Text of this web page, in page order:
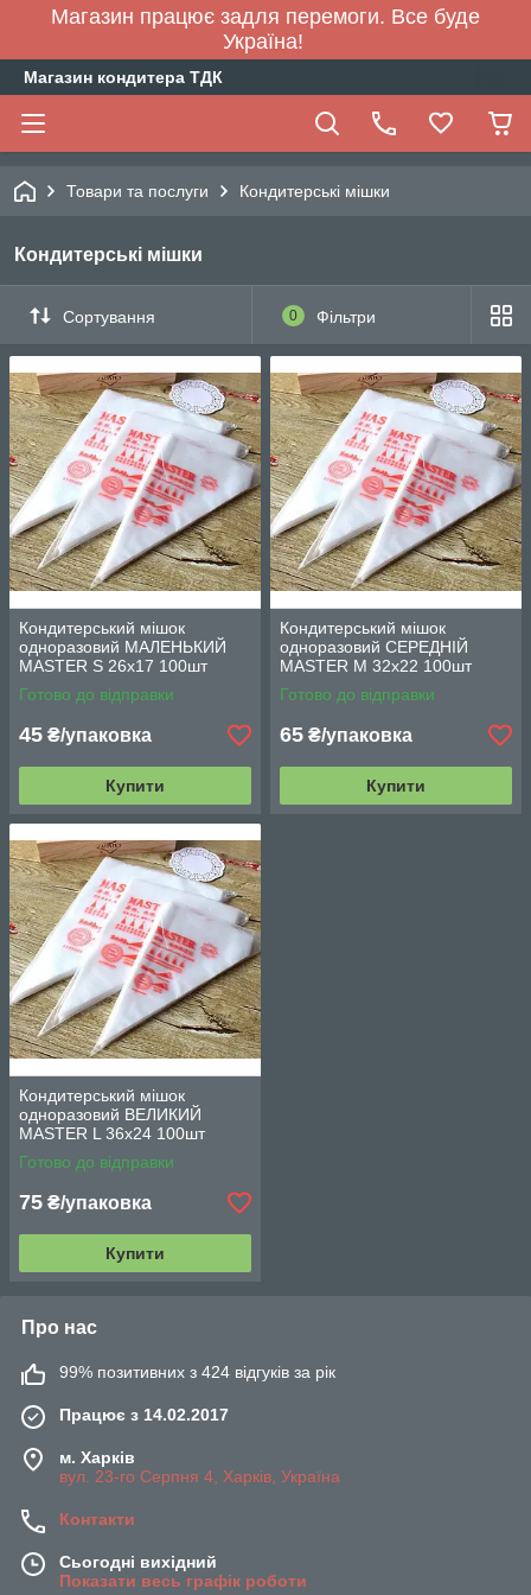
Магазин працює задля перемоги. Все буде
Україна!
Магазин кондитера ТДК
Товари та послуги Кондитерські мішки
Кондитерські мішки
Сортування 0 Фільтри
Кондитерський мішок
одноразовий МАЛЕНЬКИЙ
MASTER S 26х17 100шт
Готово до відправки
45 ₴/упаковка
Купити
Кондитерський мішок
одноразовий СЕРЕДНІЙ
MASTER M 32х22 100шт
Готово до відправки
65 ₴/упаковка
Купити
Кондитерський мішок
одноразовий ВЕЛИКИЙ
MASTER L 36х24 100шт
Готово до відправки
75 ₴/упаковка
Купити
Про нас
99% позитивних з 424 відгуків за рік
Працює з 14.02.2017
м. Харків
вул. 23-го Серпня 4, Харків, Україна
Контакти
Сьогодні вихідний
Показати весь графік роботи